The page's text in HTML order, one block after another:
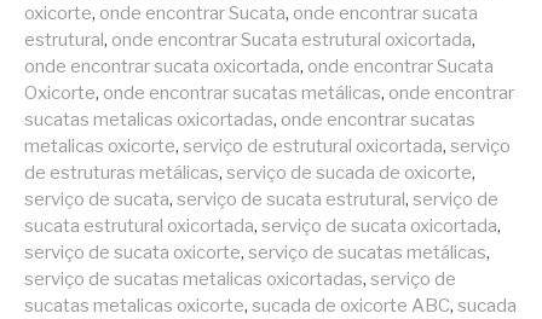
oxicorte, onde encontrar Sucata, onde encontrar sucata
estrutural , onde encontrar Sucata estrutural oxicortada,
onde encontrar sucata oxicortada, onde encontrar Sucata
Oxicorte, onde encontrar sucatas metálicas, onde encontrar
sucatas metalicas oxicortadas, onde encontrar sucatas
metalicas oxicorte, serviço de estrutural oxicortada, serviço
de estruturas metálicas, serviço de sucada de oxicorte,
serviço de sucata, serviço de sucata estrutural , serviço de
sucata estrutural oxicortada, serviço de sucata oxicortada,
serviço de sucata oxicorte, serviço de sucatas metálicas,
serviço de sucatas metalicas oxicortadas, serviço de
sucatas metalicas oxicorte, sucada de oxicorte ABC, sucada